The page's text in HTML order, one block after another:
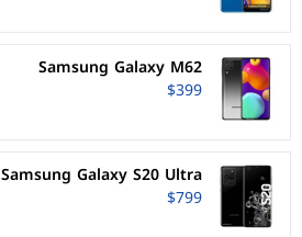
Samsung Galaxy M62
$399
Samsung Galaxy S20 Ultra
$799